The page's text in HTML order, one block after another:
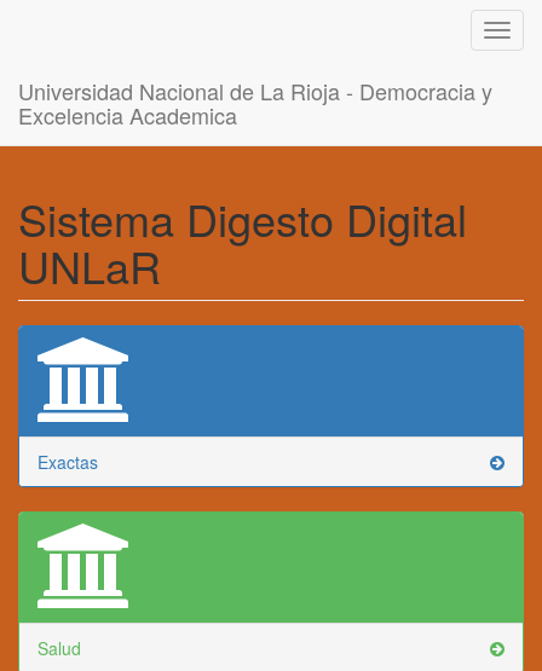
Universidad Nacional de La Rioja - Democracia y
Excelencia Academica
Sistema Digesto Digital
UNLaR
Exactas
Salud